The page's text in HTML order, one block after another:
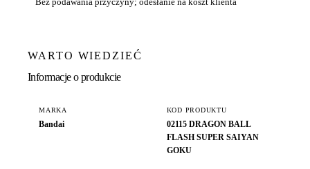
WARTO WIEDZIEĆ
Informacje o produkcie
MARKA
Bandai
KOD PRODUKTU
02115 DRAGON BALL
FLASH SUPER SAIYAN
GOKU